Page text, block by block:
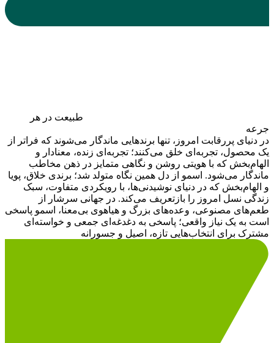
طبیعت در هر
جرعه
در دنیای پررقابت امروز، تنها برندهایی ماندگار می‌شوند که فراتر از
یک محصول، تجربه‌ای خلق می‌کنند؛ تجربه‌ای زنده، معنادار و
الهام‌بخش که با هویتی روشن و نگاهی متمایز در ذهن مخاطب
ماندگار می‌شود. اسمو از دل همین نگاه متولد شد؛ برندی خلاق، پویا
و الهام‌بخش که در دنیای نوشیدنی‌ها، با رویکردی متفاوت، سبک
زندگی نسل امروز را بازتعریف می‌کند. در جهانی سرشار از
طعم‌های مصنوعی، وعده‌های بزرگ و هیاهوی بی‌معنا، اسمو پاسخی
است به یک نیاز واقعی؛ پاسخی به دغدغه‌ای جمعی و خواسته‌ای
مشترک برای انتخاب‌هایی تازه، اصیل و جسورانه